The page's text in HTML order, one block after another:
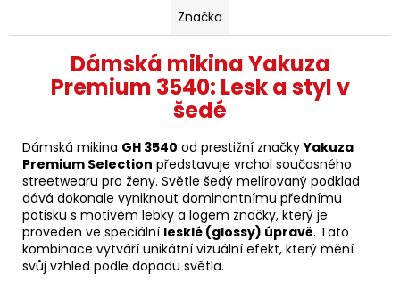
Značka
Dámská mikina Yakuza
Premium 3540: Lesk a styl v
šedé
Dámská mikina GH 3540 od prestižní značkyYakuza
Premium Selection představuje vrchol současného
streetwearu pro ženy. Světle šedý melírovaný podklad
dává dokonale vyniknout dominantnímu přednímu
potisku s motivem lebky a logem značky, který je
proveden ve speciální lesklé (glossy) úpravě. Tato
kombinace vytváří unikátní vizuální efekt, který mění
svůj vzhled podle dopadu světla.